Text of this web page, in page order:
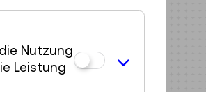
Nutzung
Leistung